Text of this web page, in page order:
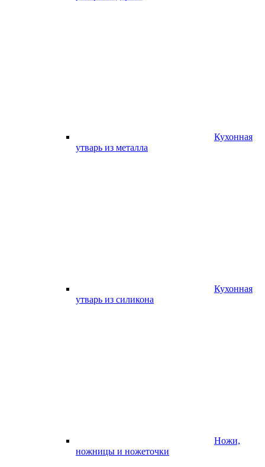
Кухонная
утварь из металла
Кухонная
утварь из силикона
Ножи,
ножницы и ножеточки